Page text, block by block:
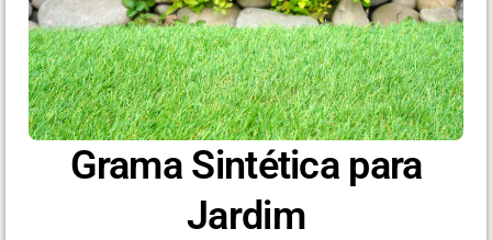
Grama Sintética para
Jardim